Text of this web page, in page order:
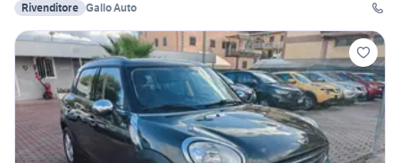
Rivenditore Gallo Auto